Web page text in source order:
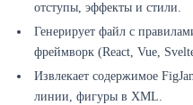
отступы, эффекты и стили.
Генерирует файл с
фреймворк (React, Vue,
Извлекает содержимое
линии, фигуры в XML.